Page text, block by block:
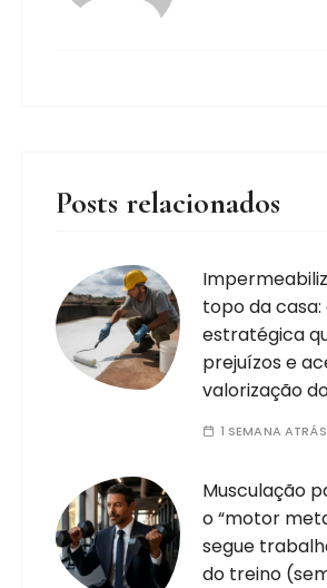
Posts relacionados
topo da
estratégica
prejuízos e
valorização
1 SEMANA ATRÁS
Musculação
o “motor
segue
do treino